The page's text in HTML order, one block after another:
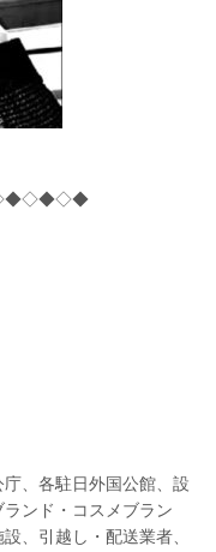
、各駐日外国公館、設
ンド・コスメブラン
、引越し・配送業者、